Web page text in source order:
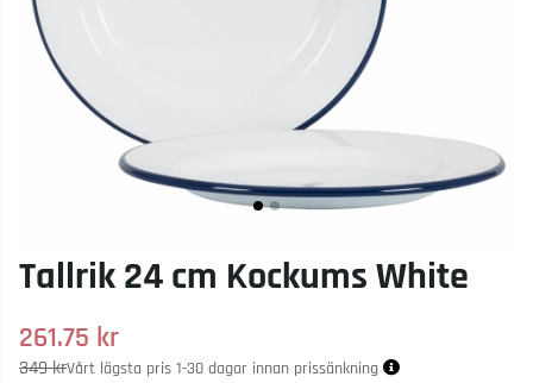
Tallrik 24 cm Kockums White
261.75 kr
349 krVårt lägsta pris 1-30 dagar innan prissänkning